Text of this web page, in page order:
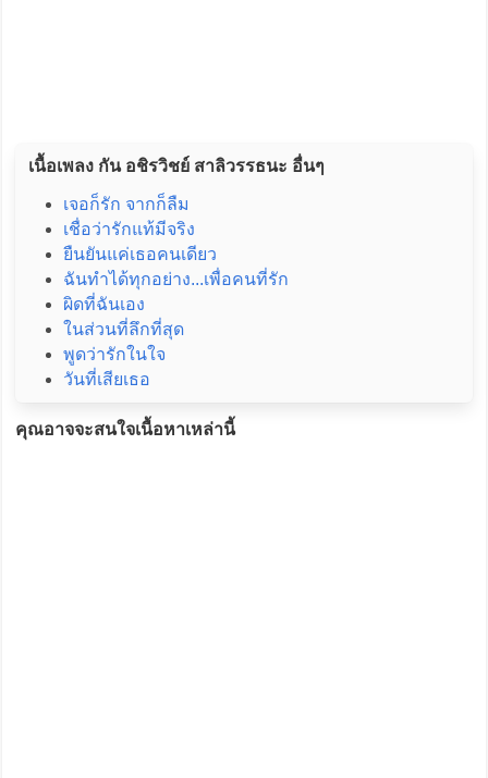
เนื้อเพลง กัน อชิรวิชย์ สาลิวรรธนะ อื่นๆ
เจอก็รัก จากก็ลืม
เชื่อว่ารักแท้มีจริง
ยืนยันแค่เธอคนเดียว
ฉันทำได้ทุกอย่าง...เพื่อคนที่รัก
ผิดที่ฉันเอง
ในส่วนที่ลึกที่สุด
พูดว่ารักในใจ
วันที่เสียเธอ
คุณอาจจะสนใจเนื้อหาเหล่านี้